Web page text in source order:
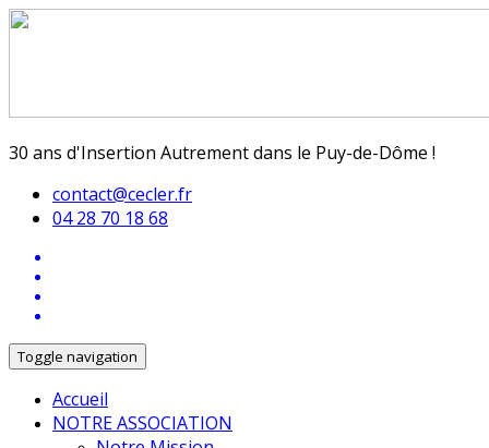
30 ans d'Insertion Autrement dans le Puy-de-Dôme !
contact@cecler.fr
04 28 70 18 68
Toggle navigation
Accueil
NOTRE ASSOCIATION